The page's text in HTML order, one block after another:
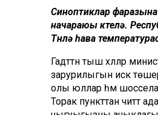
Синоптиклар
начараюы көтелә.
Төнлә һава
Гадәттән тыш хәлләр
зарурилыгын искә
олы юллар һәм
Торак пункттан читтә